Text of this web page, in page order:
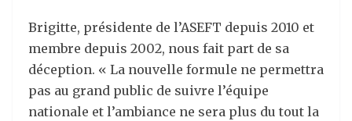
Brigitte, présidente de l’ASEFT depuis 2010 et
membre depuis 2002, nous fait part de sa
déception. « La nouvelle formule ne permettra
pas au grand public de suivre l’équipe
nationale et l’ambiance ne sera plus du tout la